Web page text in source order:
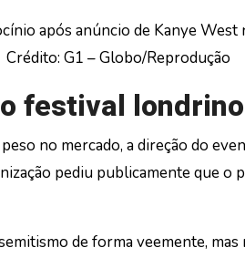
Crédito: G1 – Globo/Reprodução
festival
no mercado, a direção do
pediu publicamente que o
de forma veemente,